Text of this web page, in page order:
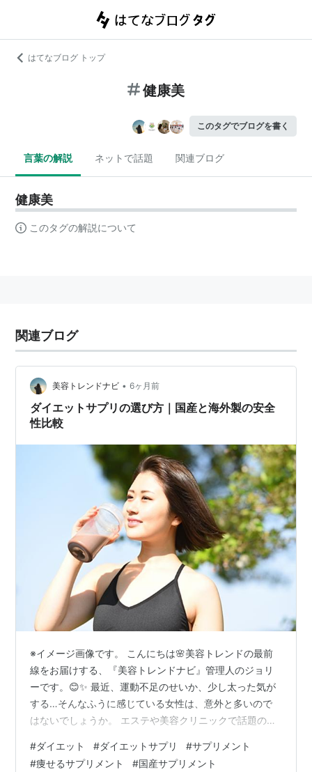
はてなブログ トップ
健康美
このタグでブログを書く
言葉の解説 ネットで話題 関連ブログ
健康美
このタグの解説について
関連ブログ
美容トレンドナビ • 6ヶ月前
ダイエットサプリの選び方｜国産と海外製の安全
性比較
※イメージ画像です。 こんにちは🌸美容トレンドの最前
線をお届けする、『美容トレンドナビ』管理人のジョリ
ーです。😊✨ 最近、運動不足のせいか、少し太った気が
する…そんなふうに感じている女性は、意外と多いので
はないでしょうか。 エステや美容クリニックで話題の
プリ。 「とりあえず試してみたけれど、続かなかった・
#ダイエット #ダイエットサプリ #サプリメント
#痩せるサプリメント #国産サプリメント